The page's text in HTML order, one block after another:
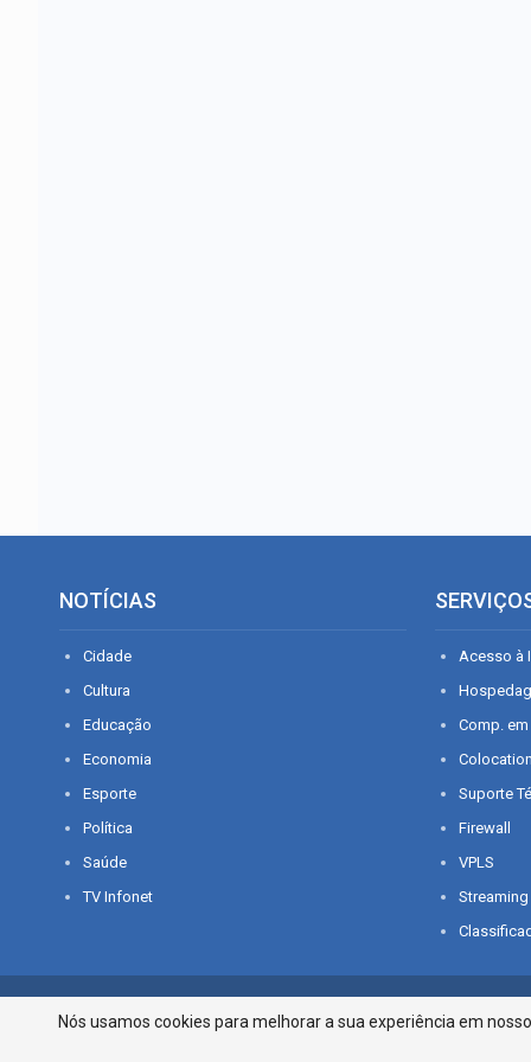
NOTÍCIAS
Cidade
Cultura
Educação
Economia
Esporte
Política
Saúde
TV Infonet
Acesso à
Comp.
Suporte
Firewall
VPLS
Streaming
© 2026 - O que é notícia em Sergipe. Todos os direitos reservados.
Nós usamos cookies para melhorar a sua experiência em